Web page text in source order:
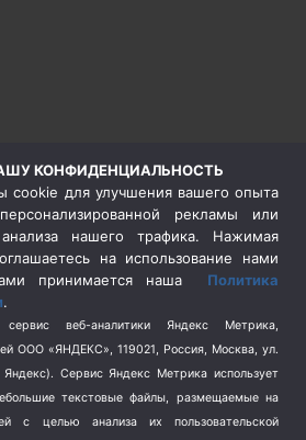
(3)
(404)
КОНФИДЕНЦИАЛЬНОСТЬ
cookie для улучшения вашего опыта
рекламы или
нашего трафика. Нажимая
на использование нами
принимается наша Политика
.
веб-аналитики Яндекс Метрика,
ООО «ЯНДЕКС», 119021, Россия, Москва, ул.
Сервис Яндекс Метрика использует
текстовые файлы, размещаемые на
с целью анализа их пользовательской